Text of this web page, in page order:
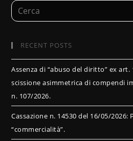
RECENT POSTS
Assenza di “abuso del diritto” ex art.
scissione asimmetrica di compendi
n. 107/2026.
Cassazione n. 14530 del 16/05/2026:
“commercialità”.